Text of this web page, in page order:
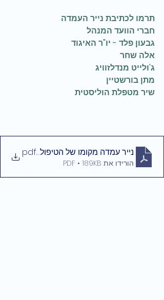
תרמו לכתיבת נייר העמדה
חברי הוועד המנהל
גבעון פלד - יו"ר האיגוד
אלה שחר
ג'ולייט מנדלזוויג
מתן בורשטיין
שיר מטפלת הוליסטית
נייר עמדה מקומו של הטיפול במגע
.pdf
הורידו את PDF • 189KB